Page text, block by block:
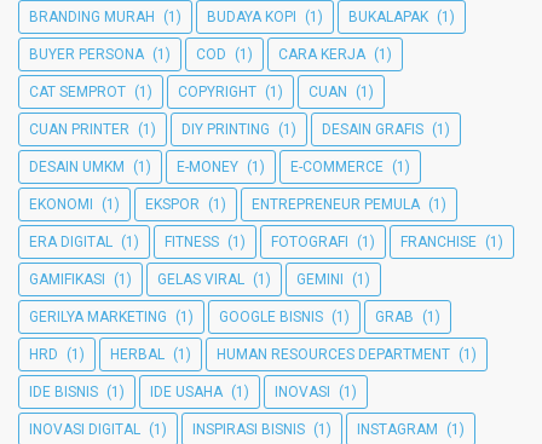
BRANDING MURAH (1) BUDAYA KOPI (1) BUKALAPAK (1)
BUYER PERSONA (1) COD (1) CARA KERJA (1)
CAT SEMPROT (1) COPYRIGHT (1) CUAN (1)
CUAN PRINTER (1) DIY PRINTING (1) DESAIN GRAFIS (1)
DESAIN UMKM (1) E-MONEY (1) E-COMMERCE (1)
EKONOMI (1) EKSPOR (1) ENTREPRENEUR PEMULA (1)
ERA DIGITAL (1) FITNESS (1) FOTOGRAFI (1) FRANCHISE (1)
GAMIFIKASI (1) GELAS VIRAL (1) GEMINI (1)
GERILYA MARKETING (1) GOOGLE BISNIS (1) GRAB (1)
HRD (1) HERBAL (1) HUMAN RESOURCES DEPARTMENT (1)
IDE BISNIS (1) IDE USAHA (1) INOVASI (1)
INOVASI DIGITAL (1) INSPIRASI BISNIS (1) INSTAGRAM (1)